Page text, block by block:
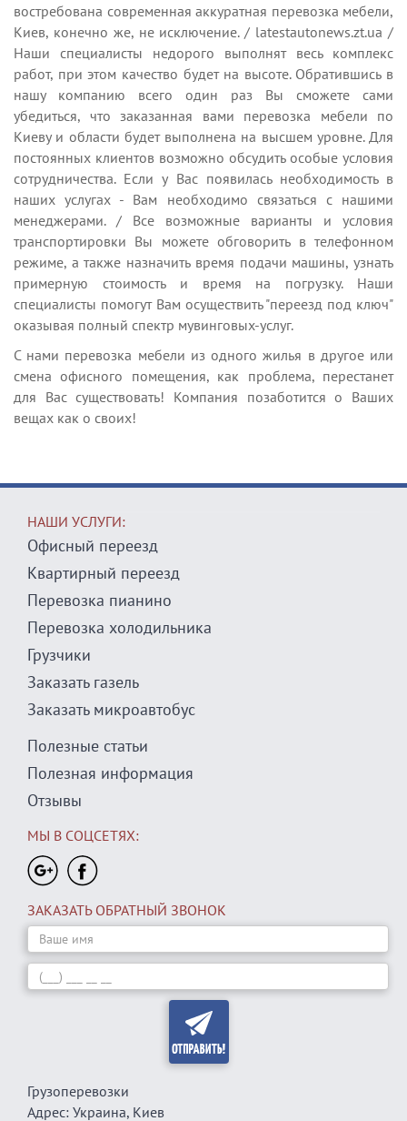
востребована современная аккуратная перевозка мебели,
Киев, конечно же, не исключение. / latestautonews.zt.ua /
Наши специалисты недорого выполнят весь комплекс
работ, при этом качество будет на высоте. Обратившись в
нашу компанию всего один раз Вы сможете сами
убедиться, что заказанная вами перевозка мебели по
Киеву и области будет выполнена на высшем уровне. Для
постоянных клиентов возможно обсудить особые условия
сотрудничества. Если у Вас появилась необходимость в
наших услугах - Вам необходимо связаться с нашими
менеджерами. / Все возможные варианты и условия
транспортировки Вы можете обговорить в телефонном
режиме, а также назначить время подачи машины, узнать
примерную стоимость и время на погрузку. Наши
специалисты помогут Вам осуществить "переезд под ключ"
оказывая полный спектр мувинговых-услуг.
С нами перевозка мебели из одного жилья в другое или
смена офисного помещения, как проблема, перестанет
для Вас существовать! Компания позаботится о Ваших
вещах как о своих!
НАШИ УСЛУГИ:
Офисный переезд
Квартирный переезд
Перевозка пианино
Перевозка холодильника
Грузчики
Заказать газель
Заказать микроавтобус
Полезные статьи
Полезная информация
Отзывы
МЫ В СОЦСЕТЯХ:
ЗАКАЗАТЬ ОБРАТНЫЙ ЗВОНОК
Грузоперевозки
Адрес: Украина, Киев